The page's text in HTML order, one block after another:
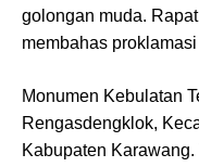
golongan muda.
membahas
Monumen Kebulatan
Rengasdengklok,
Kabupaten